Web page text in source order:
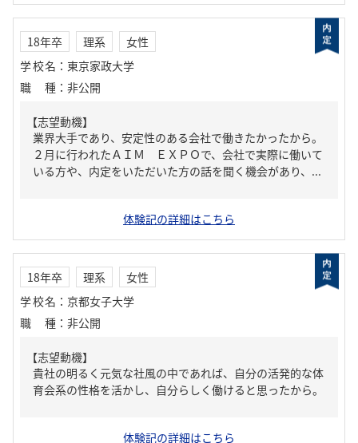
18年卒 理系
女性
学校名 ： 東京家政大学
職種 ： 非公開
【志望動機】
業界大手であり、安定性のある会社で働きたかったから。
２月に行われたＡＩＭ ＥＸＰＯで、会社で実際に働いて
いる方や、内定をいただいた方の話を聞く機会があり、...
体験記の詳細はこちら
18年卒 理系
女性
学校名 ： 京都女子大学
職種 ： 非公開
【志望動機】
貴社の明るく元気な社風の中であれば、自分の活発的な体
育会系の性格を活かし、自分らしく働けると思ったから。
体験記の詳細はこちら